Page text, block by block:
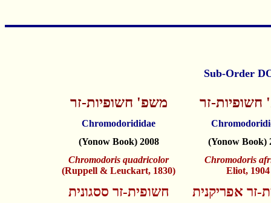
משפ' חשופיות-זר זר
Chromodorididae
(Yonow Book) 2008
(Yonow Book)
Chromodoris quadricolor
(Ruppell & Leuckart, 1830)
Chromodoris
Eliot, 1904
חשופית-זר ססגונית זר אפריקנית